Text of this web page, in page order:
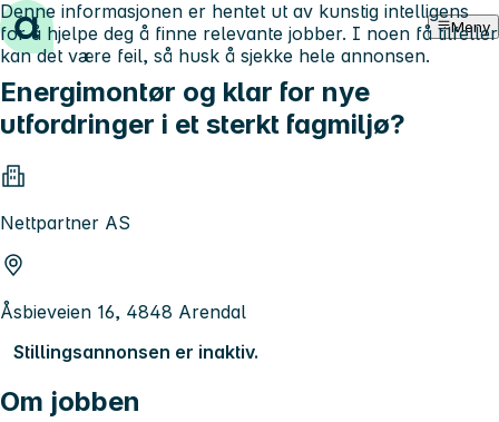
Hopp til innhold Meny
Energimontør og klar for nye
utfordringer i et sterkt fagmiljø?
Nettpartner AS
Åsbieveien 16, 4848 Arendal
Stillingsannonsen er inaktiv.
Om jobben
Denne informasjonen er hentet ut av kunstig intelligens
for å hjelpe deg å finne relevante jobber. I noen få tilfeller
kan det være feil, så husk å sjekke hele annonsen.